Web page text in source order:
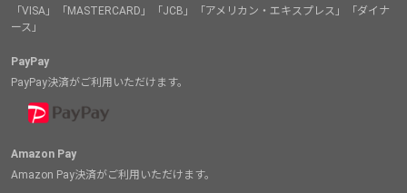
「VISA」「MASTERCARD」「JCB」「アメリカン・エキスプレス」「ダイナ
ース」
PayPay
PayPay決済がご利用いただけます。
Amazon Pay
Amazon Pay決済がご利用いただけます。